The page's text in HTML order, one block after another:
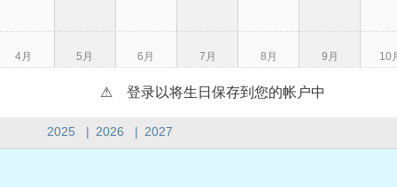
2025 | 2026 | 2027
4月 5月 6月 7月 8月 9月 10
⚠ 登录以将生日保存到您的帐户中